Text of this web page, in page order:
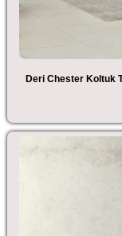
Deri Chester Koltuk